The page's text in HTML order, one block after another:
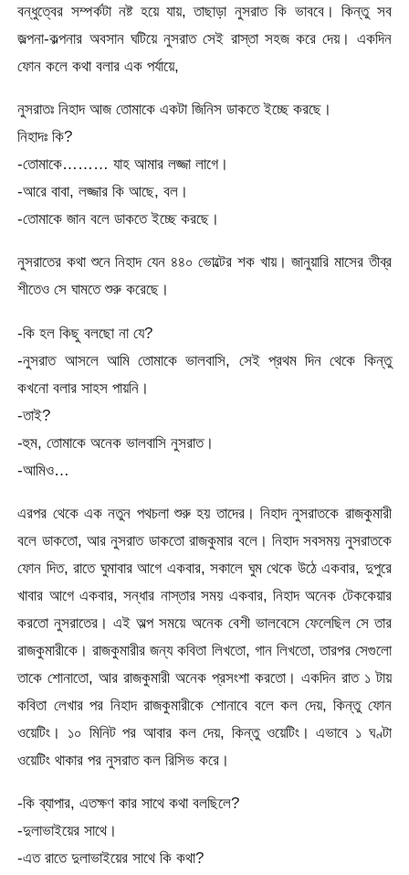
বন্ধুত্বের সম্পর্কটা নষ্ট হয়ে যায়, তাছাড়া নুসরাত কি ভাববে। কিন্তু সব
জল্পনা-কল্পনার অবসান ঘটিয়ে নুসরাত সেই রাস্তা সহজ করে দেয়। একদিন
ফোন কলে কথা বলার এক পর্যায়ে,
নুসরাতঃ নিহাদ আজ তোমাকে একটা জিনিস ডাকতে ইচ্ছে করছে।
নিহাদঃ কি?
-তোমাকে……… যাহ আমার লজ্জা লাগে।
-আরে বাবা, লজ্জার কি আছে, বল।
-তোমাকে জান বলে ডাকতে ইচ্ছে করছে।
নুসরাতের কথা শুনে নিহাদ যেন ৪৪০ ভোল্টের শক খায়। জানুয়ারি মাসের তীব্র
শীতেও সে ঘামতে শুরু করেছে।
-কি হল কিছু বলছো না যে?
-নুসরাত আসলে আমি তোমাকে ভালবাসি, সেই প্রথম দিন থেকে কিন্তু
কখনো বলার সাহস পায়নি।
-তাই?
-হুম, তোমাকে অনেক ভালবাসি নুসরাত।
-আমিও…
এরপর থেকে এক নতুন পথচলা শুরু হয় তাদের। নিহাদ নুসরাতকে রাজকুমারী
বলে ডাকতো, আর নুসরাত ডাকতো রাজকুমার বলে। নিহাদ সবসময় নুসরাতকে
ফোন দিত, রাতে ঘুমাবার আগে একবার, সকালে ঘুম থেকে উঠে একবার, দুপুরে
খাবার আগে একবার, সন্ধার নাস্তার সময় একবার, নিহাদ অনেক টেককেয়ার
করতো নুসরাতের। এই অল্প সময়ে অনেক বেশী ভালবেসে ফেলেছিল সে তার
রাজকুমারীকে। রাজকুমারীর জন্য কবিতা লিখতো, গান লিখতো, তারপর সেগুলো
তাকে শোনাতো, আর রাজকুমারী অনেক প্রসংশা করতো। একদিন রাত ১ টায়
কবিতা লেখার পর নিহাদ রাজকুমারীকে শোনাবে বলে কল দেয়, কিন্তু ফোন
ওয়েটিং। ১০ মিনিট পর আবার কল দেয়, কিন্তু ওয়েটিং। এভাবে ১ ঘণ্টা
ওয়েটিং থাকার পর নুসরাত কল রিসিভ করে।
-কি ব্যাপার, এতক্ষণ কার সাথে কথা বলছিলে?
-দুলাভাইয়ের সাথে।
-এত রাতে দুলাভাইয়ের সাথে কি কথা?